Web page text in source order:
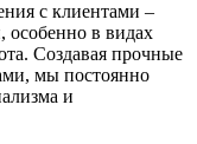
с клиентами –
особенно в видах
Создавая прочные
мы постоянно
и